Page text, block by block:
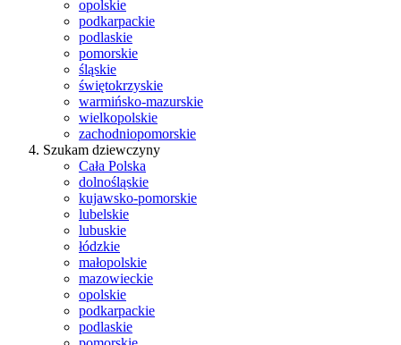
opolskie
podkarpackie
podlaskie
pomorskie
śląskie
świętokrzyskie
warmińsko-mazurskie
wielkopolskie
zachodniopomorskie
Szukam dziewczyny
Cała Polska
dolnośląskie
kujawsko-pomorskie
lubelskie
lubuskie
łódzkie
małopolskie
mazowieckie
opolskie
podkarpackie
podlaskie